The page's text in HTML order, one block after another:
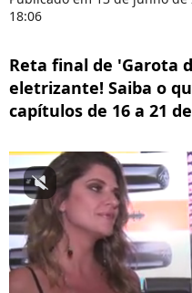
18:06
Reta final de 'Garota
eletrizante! Saiba o
capítulos de 16 a 21